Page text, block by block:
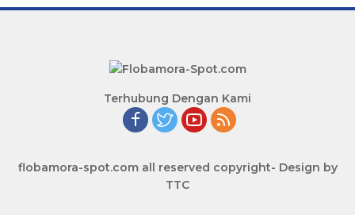
Terhubung Dengan Kami
flobamora-spot.com all reserved copyright- Design by
TTC